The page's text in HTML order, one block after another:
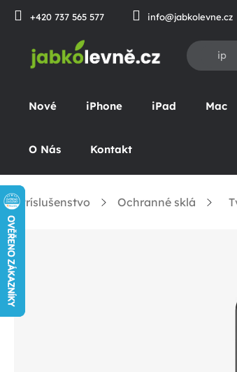
Prejsť
+420 737 565 577 info@jabkolevne.cz
Nové iPhone iPad Mac
O Nás Kontakt
Príslušenstvo Ochranné sklá